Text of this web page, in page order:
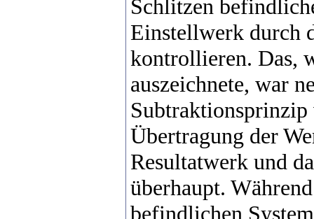
Schlitzen
Einstellwerk durch
kontrollieren. Das,
auszeichnete, war
Übertragung der
Resultatwerk und
überhaupt.
befindlichen